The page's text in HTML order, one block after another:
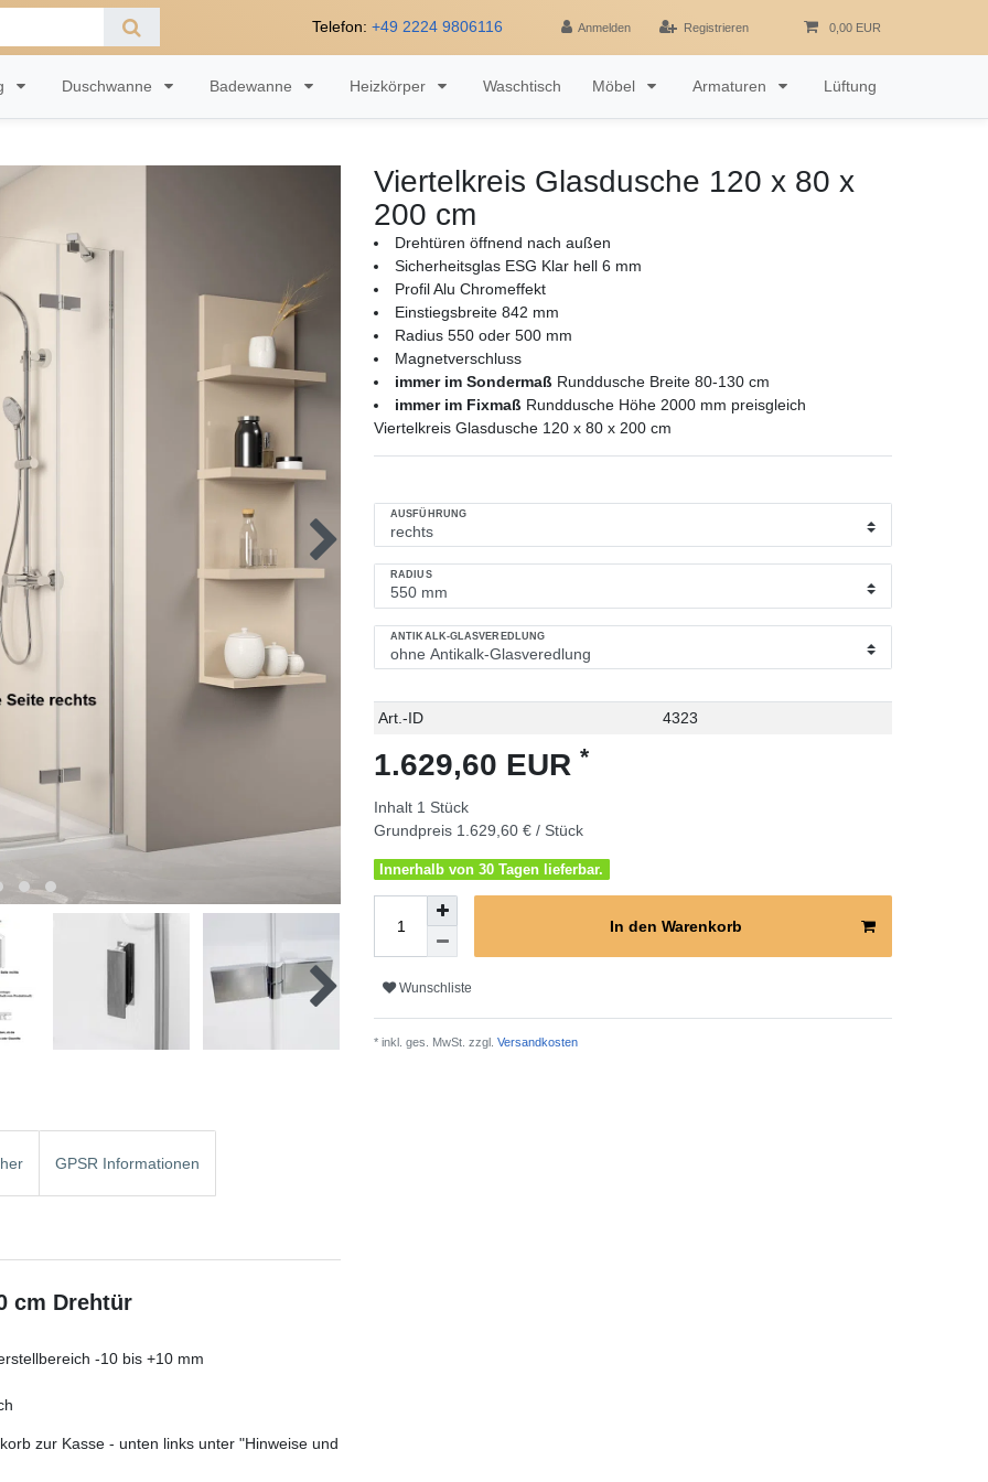
Telefon: +49 2224 9806116 Anmelden Registrieren 0,00 EUR
Duschwanne Badewanne Heizkörper Waschtisch Möbel Armaturen Lüftung
Viertelkreis Glasdusche 120 x 80 x
200 cm
Drehtüren öffnend nach außen
Sicherheitsglas ESG Klar hell 6 mm
Profil Alu Chromeffekt
Einstiegsbreite 842 mm
Radius 550 oder 500 mm
Magnetverschluss
immer im Sondermaß Runddusche Breite 80-130 cm
immer im Fixmaß Runddusche Höhe 2000 mm preisgleich
Viertelkreis Glasdusche 120 x 80 x 200 cm
AUSFÜHRUNG
RADIUS
ANTIKALK-GLASVEREDLUNG
Technisches
Wert
Art.-ID 4323
1.629,60 EUR *
Inhalt 1 Stück
Grundpreis 1.629,60 € / Stück
Innerhalb von 30 Tagen lieferbar.
In den Warenkorb
Wunschliste
* inkl. ges. MwSt. zzgl. Versandkosten
GPSR Informationen
cm Drehtür
-10 bis +10 mm
zur Kasse - unten links unter "Hinweise und